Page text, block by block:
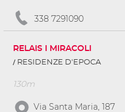
338 7291090
RELAIS I MIRACOLI
RESIDENZE D'EPOCA
130m
Via Santa Maria, 187